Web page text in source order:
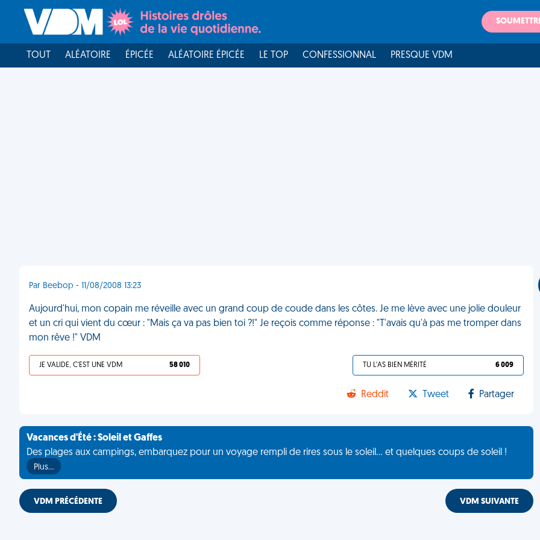
TOUT ALÉATOIRE ÉPICÉE ALÉATOIRE ÉPICÉE LE TOP CONFESSIONNAL PRESQUE VDM
Par Beebop - 11/08/2008 13:23
Aujourd'hui, mon copain me réveille avec un grand coup de coude dans les côtes. Je me lève avec une jolie douleur
et un cri qui vient du cœur : "Mais ça va pas bien toi ?!" Je reçois comme réponse : "T'avais qu'à pas me tromper dans
mon rêve !" VDM
JE VALIDE, C'EST UNE VDM 58 010 TU L'AS BIEN MÉRITÉ 6 009
Reddit Tweet Partager
Vacances d'Été : Soleil et Gaffes
Des plages aux campings, embarquez pour un voyage rempli de rires sous le soleil... et quelques coups de soleil !
Plus…
VDM PRÉCÉDENTE VDM SUIVANTE